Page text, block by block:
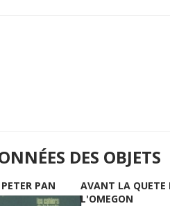
DES OBJETS
PAN
AVANT LA QUETE
L'OMEGON